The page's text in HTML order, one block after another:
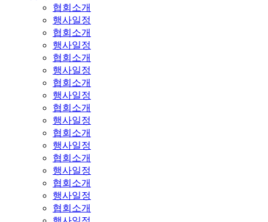
협회소개
행사일정
협회소개
행사일정
협회소개
행사일정
협회소개
행사일정
협회소개
행사일정
협회소개
행사일정
협회소개
행사일정
협회소개
행사일정
협회소개